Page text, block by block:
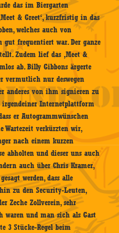
das im Biergarten
& Greet‘, kurzfristig in das
welches auch von
gut frequentiert war. Der ganze
Zudem lief das ‚Meet &
ab. Billy Gibbons ärgerte
vermutlich nur deswegen
anderes von ihm signieren zu
irgendeiner Internetplattform
er Autogrammwünschen
verkürzten wir,
nach einem kurzen
abholten und dieser uns auch
auch über Chris Kramer,
werden, dass alle
zu den Security-Leuten,
Zeche Zollverein, sehr
waren und man sich als Gast
3 Stücke-Regel beim